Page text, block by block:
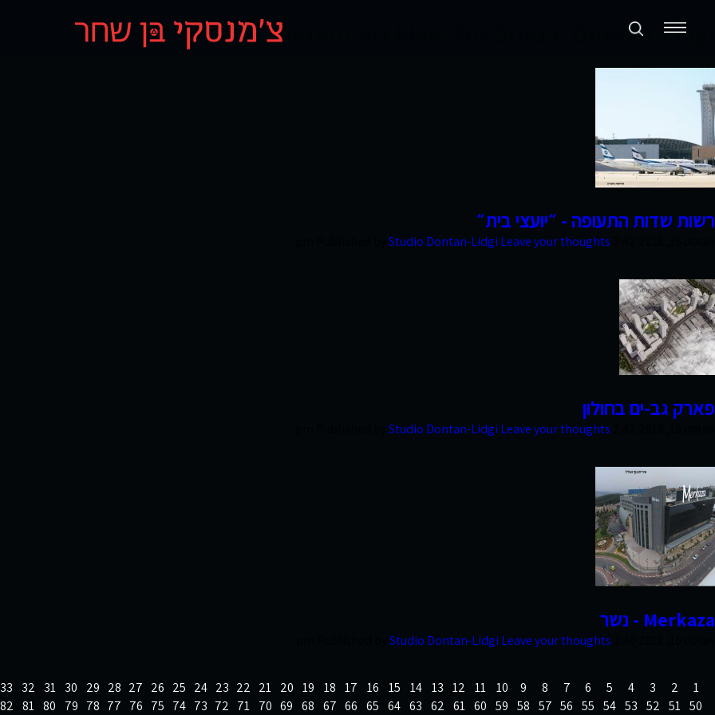
תכנון ערים ואזורים
קמעונאות ומסחר
פרסומים
סקרי שוק
אודות החברה
צרו קשר
Author Archives for Studio Dontan-Lidgi
רשות שדות התעופה - ״יועצי בית״
Studio Dontan-Lidgi Leave your thoughts
פארק גב-ים בחולון
Studio Dontan-Lidgi Leave your thoughts
Merkaza - נשר
Studio Dontan-Lidgi Leave your thoughts
1
2
3
4
5
6
7
8
9
10
11
12
13
14
15
16
17
18
19
20
21
22
23
24
25
26
27
28
29
30
31
32
33
50
51
52
53
54
55
56
57
58
59
60
61
62
63
64
65
66
67
68
69
70
71
72
73
74
75
76
77
78
79
80
81
82